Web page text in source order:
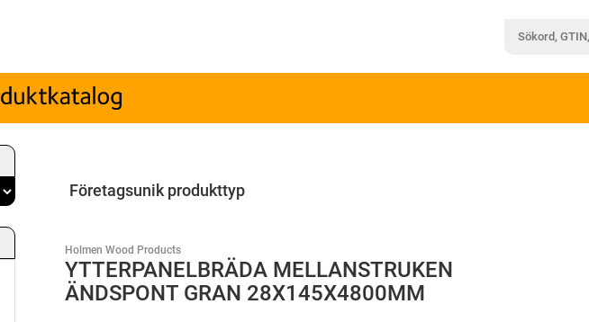
Företagsunik produkttyp
Holmen Wood Products
YTTERPANELBRÄDA MELLANSTRUKEN
ÄNDSPONT GRAN 28X145X4800MM